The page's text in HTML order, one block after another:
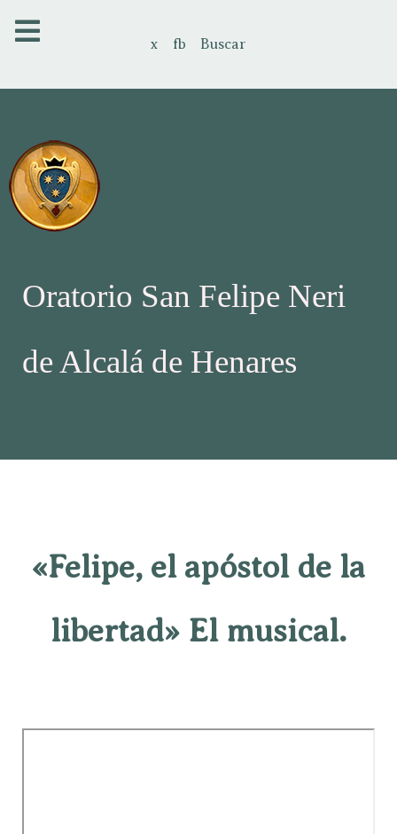
x fb Buscar
Oratorio San Felipe Neri
de Alcalá de Henares
«Felipe, el apóstol de la
libertad» El musical.